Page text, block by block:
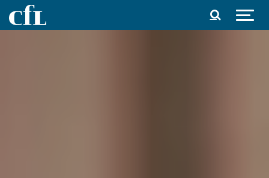
Spring til indhold